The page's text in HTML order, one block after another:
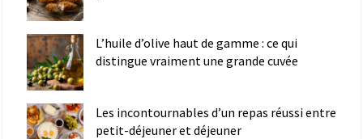
L’huile d’olive haut de gamme : ce qui
distingue vraiment une grande cuvée
Les incontournables d’un repas réussi entre
petit-déjeuner et déjeuner